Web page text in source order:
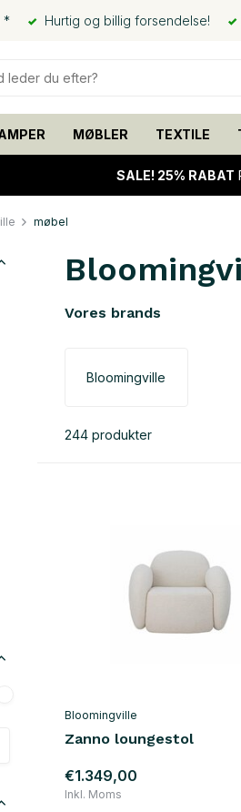
* Hurtig og billig forsendelse!
MØBLER TEXTILE
SALE! 25% RABAT
møbel
Vores brands
Bloomingville
244 produkter
Bloomingville
Zanno loungestol
€1.349,00
Inkl. Moms